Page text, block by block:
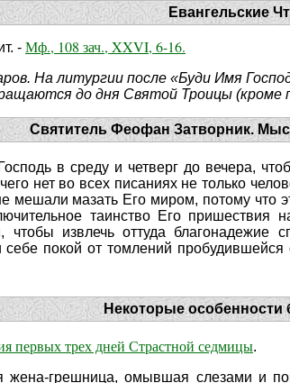
Евангельские
- Мф., 108 зач., XXVI, 6-16.
На литургии после «Буди Имя
до дня Святой Троицы
Святитель Феофан Затворник.
в среду и четверг до вечера,
нет во всех писаниях не только
мешали мазать Его миром, потому
таинство Его
чтобы извлечь оттуда
себе покой от томлений
Некоторые особенности
первых трех дней Страстной седмицы.
жена-грешница, омывшая слезами и